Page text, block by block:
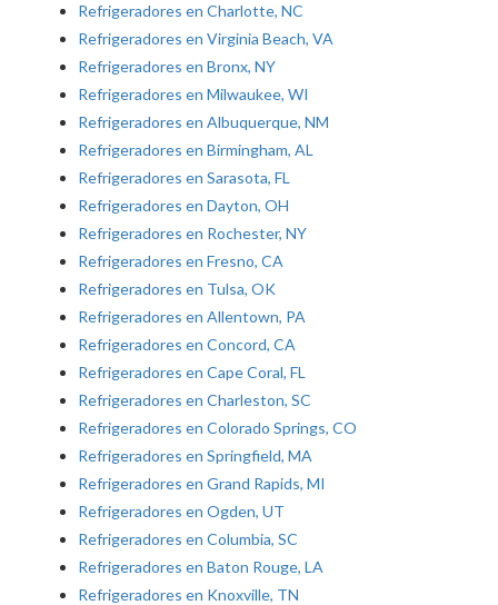
Refrigeradores en Charlotte, NC
Refrigeradores en Virginia Beach, VA
Refrigeradores en Bronx, NY
Refrigeradores en Milwaukee, WI
Refrigeradores en Albuquerque, NM
Refrigeradores en Birmingham, AL
Refrigeradores en Sarasota, FL
Refrigeradores en Dayton, OH
Refrigeradores en Rochester, NY
Refrigeradores en Fresno, CA
Refrigeradores en Tulsa, OK
Refrigeradores en Allentown, PA
Refrigeradores en Concord, CA
Refrigeradores en Cape Coral, FL
Refrigeradores en Charleston, SC
Refrigeradores en Colorado Springs, CO
Refrigeradores en Springfield, MA
Refrigeradores en Grand Rapids, MI
Refrigeradores en Ogden, UT
Refrigeradores en Columbia, SC
Refrigeradores en Baton Rouge, LA
Refrigeradores en Knoxville, TN